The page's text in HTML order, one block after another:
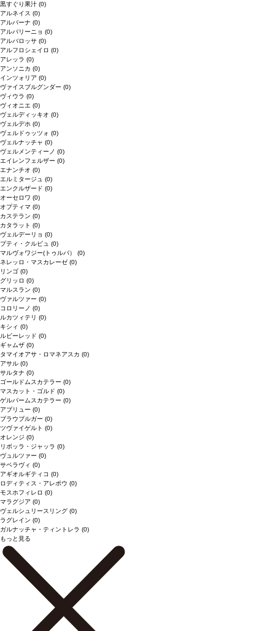
黒すぐり果汁 (0)
アルネイス (0)
アルバーナ (0)
アルバリーニョ (0)
アルバロッサ (0)
アルフロシェイロ (0)
アレッラ (0)
アンソニカ (0)
インツォリア (0)
ヴァイスブルグンダー (0)
ヴィウラ (0)
ヴィオニエ (0)
ヴェルディッキオ (0)
ヴェルデホ (0)
ヴェルドゥッツォ (0)
ヴェルナッチャ (0)
ヴェルメンティーノ (0)
エイレンフェルザー (0)
エナンチオ (0)
エルミタージュ (0)
エンクルザード (0)
オーセロワ (0)
オプティマ (0)
カステラン (0)
カタラット (0)
ヴェルデーリョ (0)
プティ・クルビュ (0)
マルヴォワジー(トゥルバ） (0)
ネレッロ・マスカレーゼ (0)
リンゴ (0)
グリッロ (0)
マルスラン (0)
ヴァルツァー (0)
コロリーノ (0)
ルカツィテリ (0)
キシィ (0)
ルビーレッド (0)
ギャムザ (0)
タマイオアサ・ロマネアスカ (0)
アサル (0)
サルタナ (0)
ゴールドムスカテラー (0)
マスカット・ゴルド (0)
ゲルバームスカテラー (0)
アブリュー (0)
ブラウブルガー (0)
ツヴァイゲルト (0)
オレンジ (0)
リボッラ・ジャッラ (0)
ヴュルツァー (0)
サペラヴィ (0)
アギオルギティコ (0)
ロディティス・アレポウ (0)
モスホフィレロ (0)
マラグジア (0)
ヴェルシュリースリング (0)
ラグレイン (0)
ガルナッチャ・ティントレラ (0)
もっと見る